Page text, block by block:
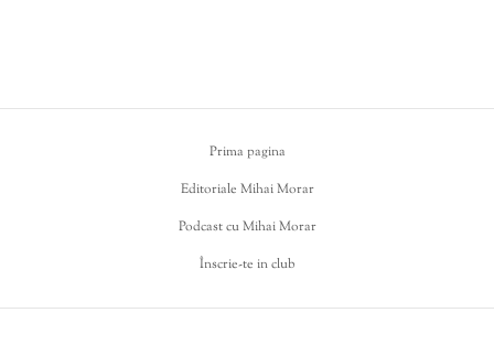
Prima pagina
Editoriale Mihai Morar
Podcast cu Mihai Morar
Înscrie-te in club